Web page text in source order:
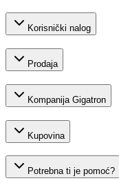
Korisnički nalog
Prodaja
Kompanija Gigatron
Kupovina
Potrebna ti je pomoć?